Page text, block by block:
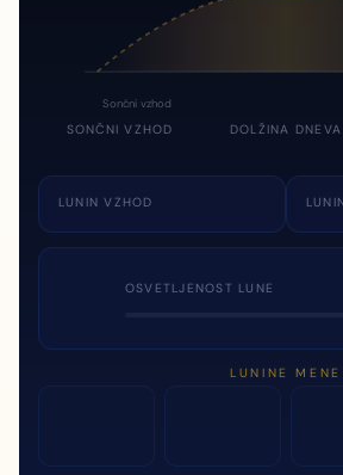
Sončni vzhod
SONČNI VZHOD DOLŽINA DNEVA
LUNIN VZHOD
OSVETLJENOST LUNE
LUNINE MENE